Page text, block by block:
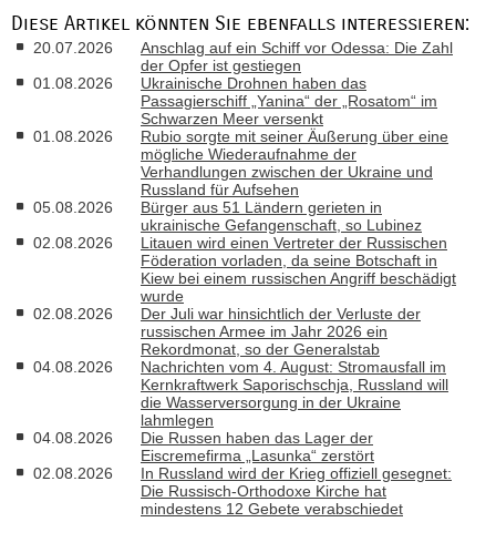
Diese Artikel könnten Sie ebenfalls interessieren:
20.07.2026
Anschlag auf ein Schiff vor Odessa: Die Zahl
der Opfer ist gestiegen
01.08.2026
Ukrainische Drohnen haben das
Passagierschiff „Yanina“ der „Rosatom“ im
Schwarzen Meer versenkt
01.08.2026
Rubio sorgte mit seiner Äußerung über eine
mögliche Wiederaufnahme der
Verhandlungen zwischen der Ukraine und
Russland für Aufsehen
05.08.2026
Bürger aus 51 Ländern gerieten in
ukrainische Gefangenschaft, so Lubinez
02.08.2026
Litauen wird einen Vertreter der Russischen
Föderation vorladen, da seine Botschaft in
Kiew bei einem russischen Angriff beschädigt
wurde
02.08.2026
Der Juli war hinsichtlich der Verluste der
russischen Armee im Jahr 2026 ein
Rekordmonat, so der Generalstab
04.08.2026
Nachrichten vom 4. August: Stromausfall im
Kernkraftwerk Saporischschja, Russland will
die Wasserversorgung in der Ukraine
lahmlegen
04.08.2026
Die Russen haben das Lager der
Eiscremefirma „Lasunka“ zerstört
02.08.2026
In Russland wird der Krieg offiziell gesegnet:
Die Russisch-Orthodoxe Kirche hat
mindestens 12 Gebete verabschiedet